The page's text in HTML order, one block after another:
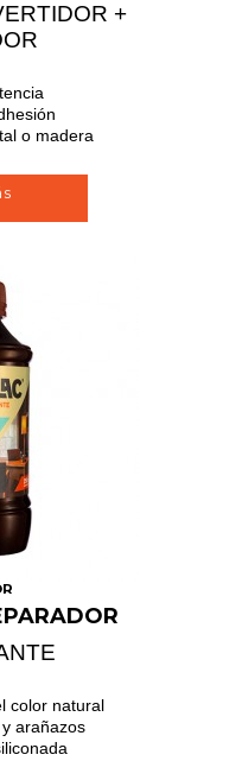
+
o madera
color natural
arañazos